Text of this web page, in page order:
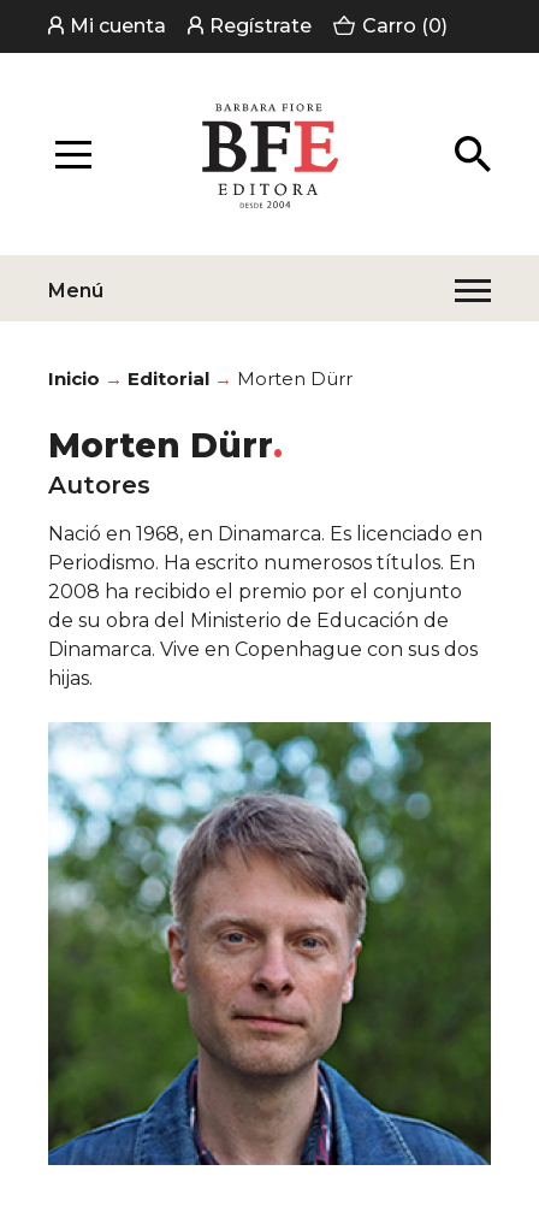
Mi cuenta Regístrate Carro (0)
Menú
Inicio Editorial Morten Dürr
Morten Dürr
Autores
Nació en 1968, en Dinamarca. Es licenciado en
Periodismo. Ha escrito numerosos títulos. En
2008 ha recibido el premio por el conjunto
de su obra del Ministerio de Educación de
Dinamarca. Vive en Copenhague con sus dos
hijas.